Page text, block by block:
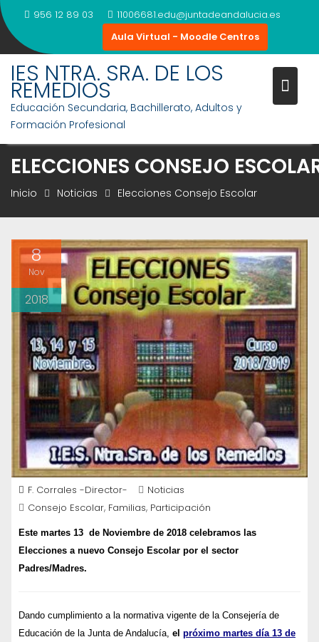
Saltar
al
contenido
956 12 89 03
11006681.edu@juntadeandalucia.es
Aula Virtual - Moodle Centros
IES NTRA. SRA. DE LOS
REMEDIOS
Educación Secundaria, Bachillerato, Adultos y
Formación Profesional
ELECCIONES CONSEJO
Inicio Noticias Elecciones Consejo Escolar
8
Nov
2018
F. Corrales -Director-
Noticias
Consejo Escolar, Familias, Participación
Este martes 13 de Noviembre de 2018 celebramos las
Elecciones a nuevo Consejo Escolar por el sector
Padres/Madres.
Dando cumplimiento a la normativa vigente de la Consejería de
Educación de la Junta de Andalucía, el próximo martes día 13 de